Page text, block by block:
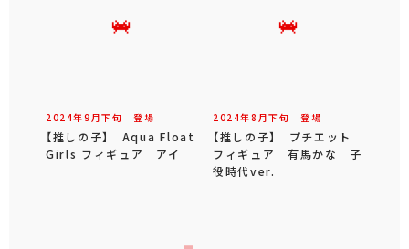
2024年9 月下旬 登場
【推しの子】 Aqua Float
Girls フィギュア アイ
2024年8 月下旬 登場
【推しの子】 プチエット
フィギュア 有馬かな 子
役時代ver.